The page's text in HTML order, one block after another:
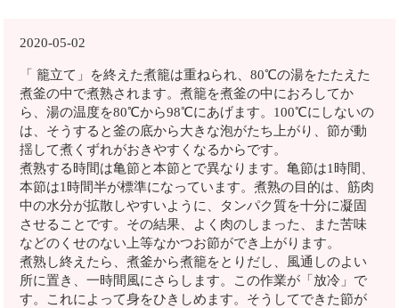
2020-05-02
「 籠立て」を終えた煮籠は重ねられ、80℃の湯をたたえた
煮釜の中で煮熟されます。煮籠を煮釜の中におろしてか
ら、湯の温度を80℃から98℃にあげます。100℃にしないの
は、そうすると釜の底から大きな泡がたち上がり、節が動
揺して煮くずれがおきやすくなるからです。
煮熟する時間は亀節と本節とで異なります。亀節は1時間、
本節は1時間半が標準になっています。煮熟の目的は、筋肉
中の水分が拡散しやすいように、タンパク質を十分に凝固
させることです。その結果、よく肉のしまった、また苦味
などのくせのない上等なかつお節ができ上がります。
煮熟し終えたら、煮釜から煮籠をとりだし、風通しのよい
所に置き、一時間風にさらします。この作業が「放冷」で
す。これによって身をひきしめます。そうしてできた節が